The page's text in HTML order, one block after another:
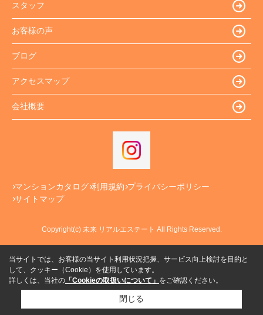
スタッフ
お客様の声
ブログ
アクセスマップ
会社概要
マンションカタログ 利用規約 プライバシーポリシー
サイトマップ
Copyright(c) 未来 リアルエステート All Rights Reserved.
当サイトでは、お客様の当サイト利用状況把握、サービス向上検討を目的と
して、クッキー（Cookie）を使用しています。
詳しくは、当社の 「Cookieの取扱いについて」 をご確認ください。
閉じる